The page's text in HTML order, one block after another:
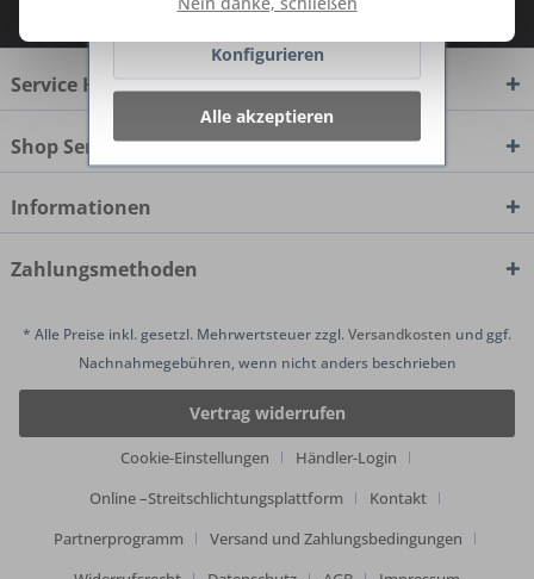
zur Kenntnis genommen.
Service Hotline
Shop Service
Informationen
Zahlungsmethoden
* Alle Preise inkl. gesetzl. Mehrwertsteuer zzgl.Versandkosten und ggf.
Nachnahmegebühren, wenn nicht anders beschrieben
Vertrag widerrufen
Cookie-Einstellungen
Händler-Login
Online –Streitschlichtungsplattform
Kontakt
Partnerprogramm
Versand und Zahlungsbedingungen
Konfigurieren
Alle akzeptieren